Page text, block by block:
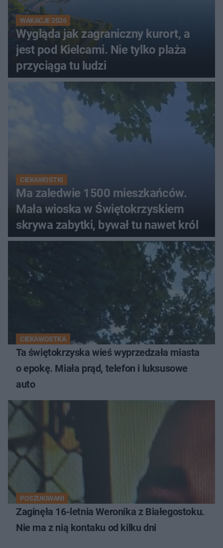
WAKACJE 2026
Wygląda jak zagraniczny kurort, a
jest pod Kielcami. Nie tylko plaża
przyciąga tu ludzi
CIEKAWOSTKI
Ma zaledwie 1500 mieszkańców.
Mała wioska w Świętokrzyskiem
skrywa zabytki, bywał tu nawet król
CIEKAWOSTKA
Ta świętokrzyska wieś wyprzedzała miasta
o epokę. Miała prąd, telefon i luksusowe
auto
POSZUKIWANI
Zaginęła 16-letnia Weronika z Białegostoku.
Nie ma z nią kontaku od kilku dni